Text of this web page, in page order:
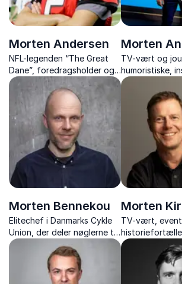
Morten Andersen
NFL-legenden “The Great
Dane”, foredragsholder og
inspirator med unikke
indsigter fra en
verdensklassekarriere
Morten
TV-vært og
humoristiske,
fortællinger om
medier og
Morten Bennekou
Elitechef i Danmarks Cykle
Union, der deler nøglerne til
vinderkultur, talentudvikling
og ledelse
Morten
TV-vært,
inspirator med
mod og